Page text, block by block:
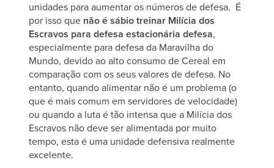
unidades para aumentar os números de defesa. É
por isso que não é sábio treinar Milícia dos
Escravos para defesa estacionária defesa,
especialmente para defesa da Maravilha do
Mundo, devido ao alto consumo de Cereal em
comparação com os seus valores de defesa. No
entanto, quando alimentar não é um problema (o
que é mais comum em servidores de velocidade)
ou quando a luta é tão intensa que a Milícia dos
Escravos não deve ser alimentada por muito
tempo, esta é uma unidade defensiva realmente
excelente.